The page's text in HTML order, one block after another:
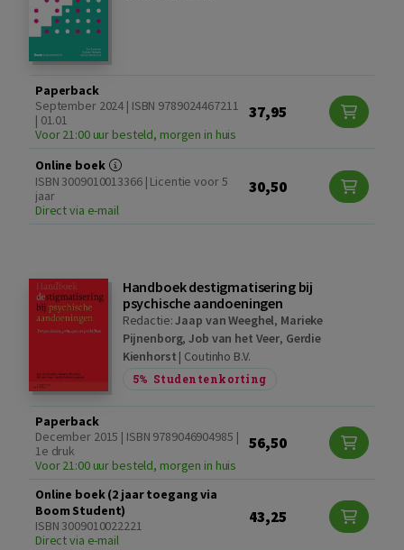
Paperback
September 2024 | ISBN 9789024467211
| 01.01
Voor 21:00 uur besteld, morgen in huis
37,95
Online boek
ISBN 3009010013366 | Licentie voor 5
jaar
Direct via e-mail
30,50
Handboek destigmatisering bij
psychische aandoeningen
Redactie:Jaap van Weeghel, Marieke
Pijnenborg,Job van het Veer, Gerdie
Kienhorst | Coutinho B.V.
5% Studentenkorting
Paperback
December 2015 | ISBN 9789046904985 |
1e druk
Voor 21:00 uur besteld, morgen in huis
56,50
Online boek (2 jaar toegang via
Boom Student)
ISBN 3009010022221
Direct via e-mail
43,25